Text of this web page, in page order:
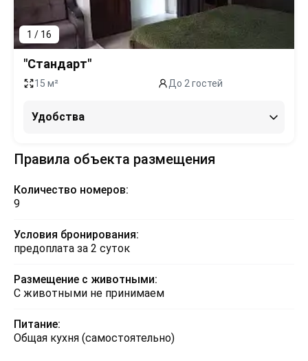
1 / 16
"Стандарт"
15 м² До 2 гостей
Удобства
Правила объекта размещения
Количество номеров:
9
Условия бронирования:
предоплата за 2 суток
Размещение с животными:
С животными не принимаем
Питание:
Общая кухня (самостоятельно)